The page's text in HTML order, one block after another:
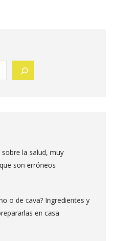
la salud, muy
son erróneos
o de cava? Ingredientes y
en casa